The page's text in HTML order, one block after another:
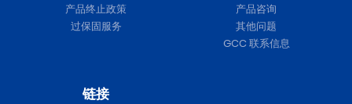
产品终止政策
过保固服务
产品咨询
其他问题
GCC 联系信息
链接